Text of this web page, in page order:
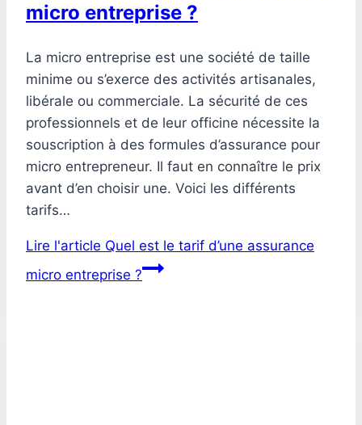
micro entreprise ?
La micro entreprise est une société de taille
minime ou s’exerce des activités artisanales,
libérale ou commerciale. La sécurité de ces
professionnels et de leur officine nécessite la
souscription à des formules d’assurance pour
micro entrepreneur. Il faut en connaître le prix
avant d’en choisir une. Voici les différents
tarifs…
Lire l'article Quel est le tarif d’une assurance
micro entreprise ?